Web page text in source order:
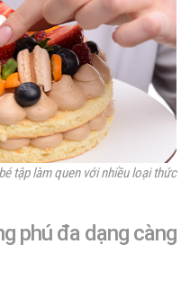
tập làm quen với nhiều loại thức
phú đa dạng càng